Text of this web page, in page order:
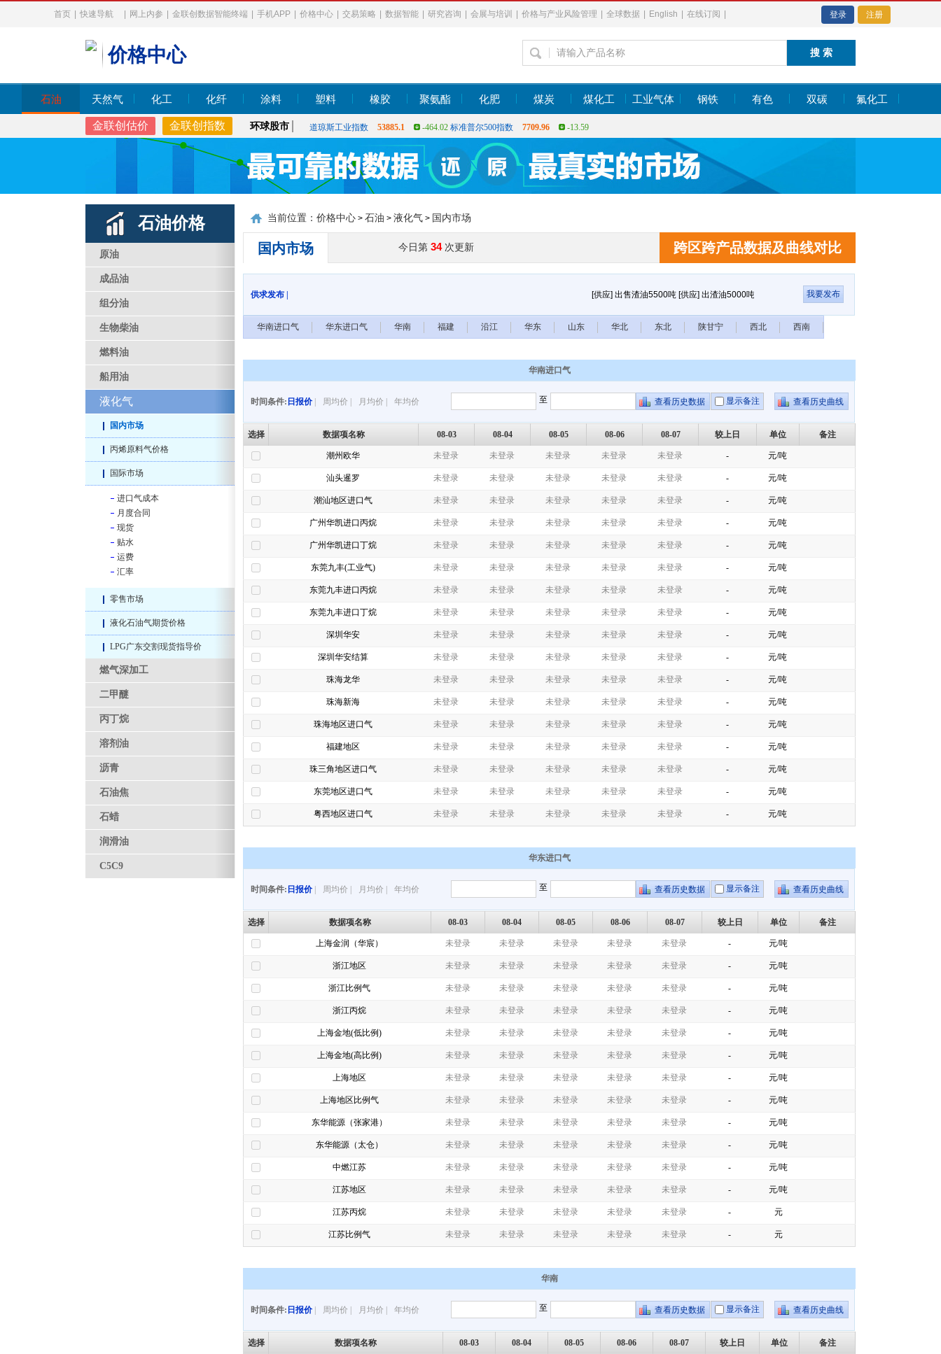
首页 快速导航 网上内参 金联创数据智能终端 手机APP 价格中心 交易策略 数据智能 研究咨询 会展与培训 价格与产业风险管理 全球数据 English 在线订阅 登录 注册
价格中心
石油 天然气 化工 化纤 涂料 塑料 橡胶 聚氨酯 化肥 煤炭 煤化工 工业气体 钢铁 有色 双碳 氟化工
金联创估价 金联创指数 环球股市
上证指数 3900.35 21.92 深证指数 14110.12 -34.08 恒生指数 25530.28 -385.54 日经指数 65683.26 -617.18
道琼斯工业指数 53885.1 -464.02 标准普尔500指数 7709.96 -13.59
上证指数 3900.35 21.92 深证指数 14110.12 -34.08 恒生指数 25530.28 -385.54 日经指数 65683.26
石油价格
原油
成品油
组分油
生物柴油
燃料油
船用油
液化气
国内市场
丙烯原料气价格
国际市场
进口气成本
月度合同
现货
贴水
运费
汇率
零售市场
液化石油气期货价格
LPG广东交割现货指导价
燃气深加工
二甲醚
丙丁烷
溶剂油
沥青
石油焦
石蜡
润滑油
C5C9
当前位置： 价格中心 > 石油 > 液化气 > 国内市场
国内市场 今日第 34次更新 跨区跨产品数据及曲线对比
供求发布 | [供应] 出售渣油5500吨 [供应] 出渣油5000吨 [供应] 出渣油 [供应] 征询C5、C6原料采购合作伙伴
华南进口气 华东进口气 华南 福建 沿江 华东 山东 华北 东北 陕甘宁 西北 西南
华南进口气
时间条件: 日报价 周均价 月均价 年均价 至 显示备注
选择 数据项名称 08-03 08-04 08-05 08-06 08-07 较上日 单位 备注
潮州欧华 未登录 未登录 未登录 未登录 未登录 - 元/吨
汕头暹罗 未登录 未登录 未登录 未登录 未登录 - 元/吨
潮汕地区进口气 未登录 未登录 未登录 未登录 未登录 - 元/吨
广州华凯进口丙烷 未登录 未登录 未登录 未登录 未登录 - 元/吨
广州华凯进口丁烷 未登录 未登录 未登录 未登录 未登录 - 元/吨
东莞九丰(工业气) 未登录 未登录 未登录 未登录 未登录 - 元/吨
东莞九丰进口丙烷 未登录 未登录 未登录 未登录 未登录 - 元/吨
东莞九丰进口丁烷 未登录 未登录 未登录 未登录 未登录 - 元/吨
深圳华安 未登录 未登录 未登录 未登录 未登录 - 元/吨
深圳华安结算 未登录 未登录 未登录 未登录 未登录 - 元/吨
珠海龙华 未登录 未登录 未登录 未登录 未登录 - 元/吨
珠海新海 未登录 未登录 未登录 未登录 未登录 - 元/吨
珠海地区进口气 未登录 未登录 未登录 未登录 未登录 - 元/吨
福建地区 未登录 未登录 未登录 未登录 未登录 - 元/吨
珠三角地区进口气 未登录 未登录 未登录 未登录 未登录 - 元/吨
东莞地区进口气 未登录 未登录 未登录 未登录 未登录 - 元/吨
粤西地区进口气 未登录 未登录 未登录 未登录 未登录 - 元/吨
华东进口气
时间条件: 日报价 周均价 月均价 年均价 至 显示备注
选择 数据项名称 08-03 08-04 08-05 08-06 08-07 较上日 单位 备注
上海金润（华宸） 未登录 未登录 未登录 未登录 未登录 - 元/吨
浙江地区 未登录 未登录 未登录 未登录 未登录 - 元/吨
浙江比例气 未登录 未登录 未登录 未登录 未登录 - 元/吨
浙江丙烷 未登录 未登录 未登录 未登录 未登录 - 元/吨
上海金地(低比例) 未登录 未登录 未登录 未登录 未登录 - 元/吨
上海金地(高比例) 未登录 未登录 未登录 未登录 未登录 - 元/吨
上海地区 未登录 未登录 未登录 未登录 未登录 - 元/吨
上海地区比例气 未登录 未登录 未登录 未登录 未登录 - 元/吨
东华能源（张家港） 未登录 未登录 未登录 未登录 未登录 - 元/吨
东华能源（太仓） 未登录 未登录 未登录 未登录 未登录 - 元/吨
中燃江苏 未登录 未登录 未登录 未登录 未登录 - 元/吨
江苏地区 未登录 未登录 未登录 未登录 未登录 - 元/吨
江苏丙烷 未登录 未登录 未登录 未登录 未登录 - 元
江苏比例气 未登录 未登录 未登录 未登录 未登录 - 元
华南
时间条件: 日报价 周均价 月均价 年均价 至 显示备注
选择 数据项名称 08-03 08-04 08-05 08-06 08-07 较上日 单位 备注